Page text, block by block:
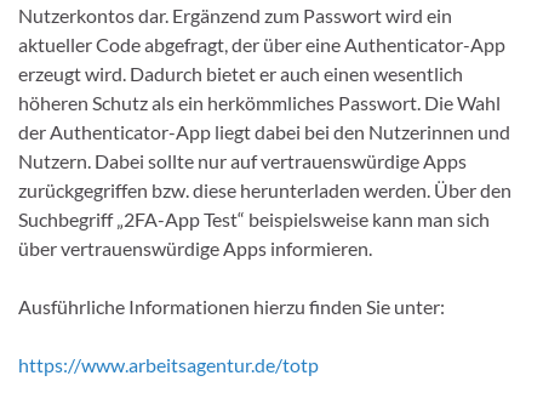
Nutzerkontos dar. Ergänzend zum Passwort wird ein
aktueller Code abgefragt, der über eine Authenticator-App
erzeugt wird. Dadurch bietet er auch einen wesentlich
höheren Schutz als ein herkömmliches Passwort. Die Wahl
der Authenticator-App liegt dabei bei den Nutzerinnen und
Nutzern. Dabei sollte nur auf vertrauenswürdige Apps
zurückgegriffen bzw. diese herunterladen werden. Über den
Suchbegriff „2FA-App Test“ beispielsweise kann man sich
über vertrauenswürdige Apps informieren.
Ausführliche Informationen hierzu finden Sie unter:
https://www.arbeitsagentur.de/totp